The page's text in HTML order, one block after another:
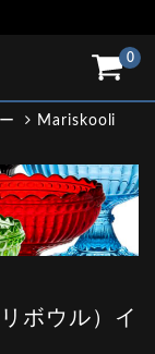
0
Mariskooli
ボウル）イ